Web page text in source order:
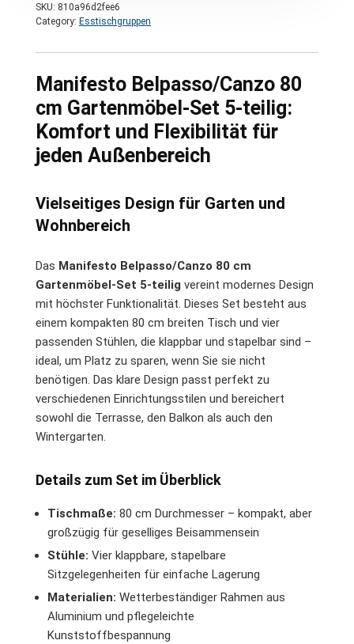
SKU: 810a96d2fee6
Category: Esstischgruppen
Manifesto Belpasso/Canzo 80
cm Gartenmöbel-Set 5-teilig:
Komfort und Flexibilität für
jeden Außenbereich
Vielseitiges Design für Garten und
Wohnbereich
Das Manifesto Belpasso/Canzo 80 cm
Gartenmöbel-Set 5-teilig vereint modernes Design
mit höchster Funktionalität. Dieses Set besteht aus
einem kompakten 80 cm breiten Tisch und vier
passenden Stühlen, die klappbar und stapelbar sind –
ideal, um Platz zu sparen, wenn Sie sie nicht
benötigen. Das klare Design passt perfekt zu
verschiedenen Einrichtungsstilen und bereichert
sowohl die Terrasse, den Balkon als auch den
Wintergarten.
Details zum Set im Überblick
Tischmaße: 80 cm Durchmesser – kompakt, aber
großzügig für geselliges Beisammensein
Stühle: Vier klappbare, stapelbare
Sitzgelegenheiten für einfache Lagerung
Materialien: Wetterbeständiger Rahmen aus
Aluminium und pflegeleichte
Kunststoffbespannung